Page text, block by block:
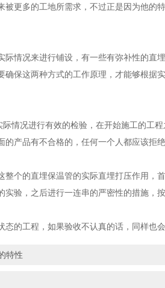
更多的工地所需求，不过正是因为他的
情况来进行铺设，有一些有弥补性的直
保这两种方式的工作原理，才能够根据
况进行有效的检验，在开始施工的工程
产品有不合格的，任何一个人都应该拒绝
个的直埋保温管的实际直埋打压作用，
验，之后进行一连串的严密性的措施，
的工程，如果验收不认真的话，同样也
特性